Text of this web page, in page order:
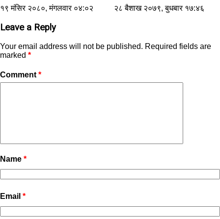
१९ मंसिर २०८०, मंगलवार ०४:०२ २८ बैशाख २०७९, बुधबार १७:४६
Leave a Reply
Your email address will not be published. Required fields are
marked *
Comment *
Name *
Email *